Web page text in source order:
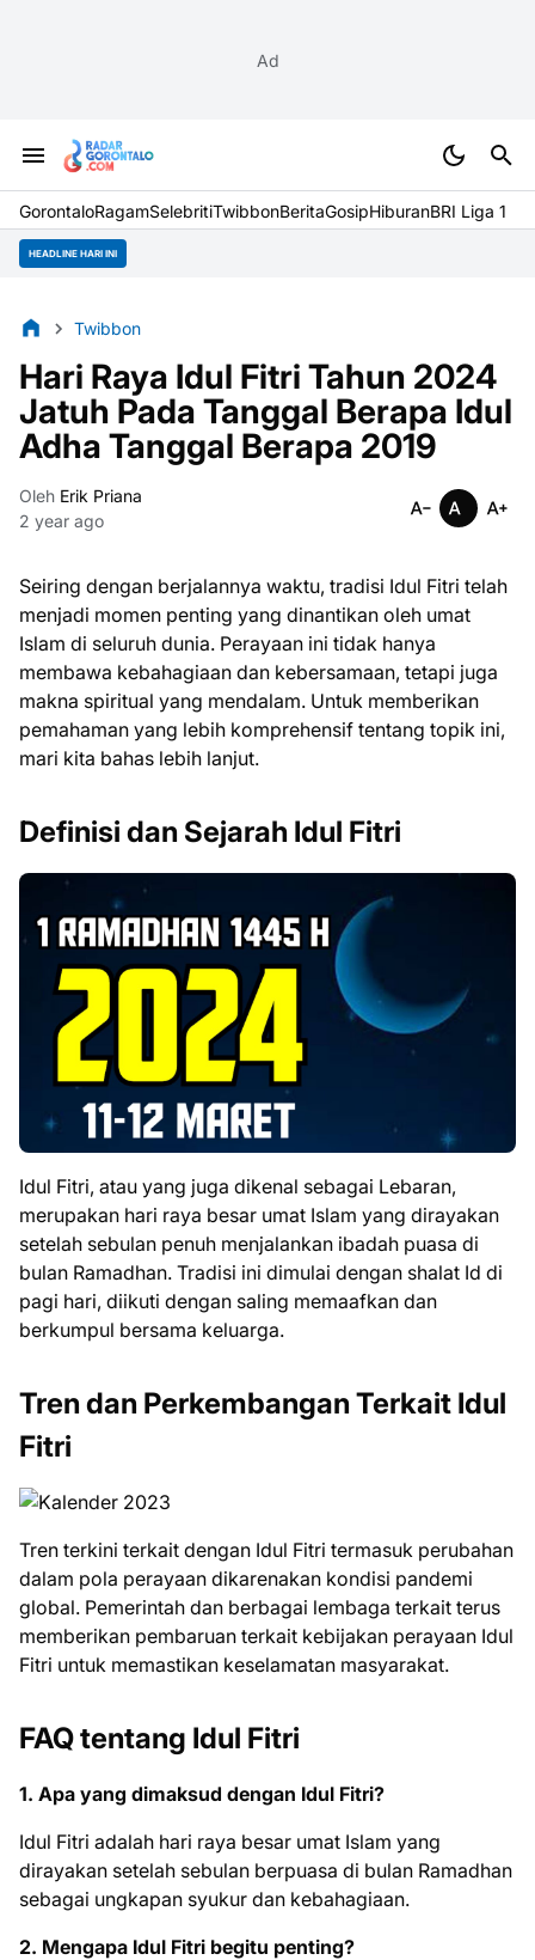
Ad
GorontaloRagamSelebritiTwibbonBeritaGosipHiburanBRI Liga 1
HEADLINE HARI INI
Twibbon
Hari Raya Idul Fitri Tahun 2024
Jatuh Pada Tanggal Berapa Idul
Adha Tanggal Berapa 2019
Oleh Erik Priana
2 year ago
Seiring dengan berjalannya waktu, tradisi Idul Fitri telah
menjadi momen penting yang dinantikan oleh umat
Islam di seluruh dunia. Perayaan ini tidak hanya
membawa kebahagiaan dan kebersamaan, tetapi juga
makna spiritual yang mendalam. Untuk memberikan
pemahaman yang lebih komprehensif tentang topik ini,
mari kita bahas lebih lanjut.
Definisi dan Sejarah Idul Fitri
Idul Fitri, atau yang juga dikenal sebagai Lebaran,
merupakan hari raya besar umat Islam yang dirayakan
setelah sebulan penuh menjalankan ibadah puasa di
bulan Ramadhan. Tradisi ini dimulai dengan shalat Id di
pagi hari, diikuti dengan saling memaafkan dan
berkumpul bersama keluarga.
Tren dan Perkembangan Terkait Idul
Fitri
Tren terkini terkait dengan Idul Fitri termasuk perubahan
dalam pola perayaan dikarenakan kondisi pandemi
global. Pemerintah dan berbagai lembaga terkait terus
memberikan pembaruan terkait kebijakan perayaan Idul
Fitri untuk memastikan keselamatan masyarakat.
FAQ tentang Idul Fitri
1. Apa yang dimaksud dengan Idul Fitri?
Idul Fitri adalah hari raya besar umat Islam yang
dirayakan setelah sebulan berpuasa di bulan Ramadhan
sebagai ungkapan syukur dan kebahagiaan.
2. Mengapa Idul Fitri begitu penting?